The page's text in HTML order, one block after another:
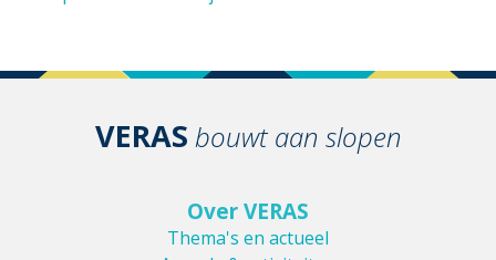
VERAS bouwt aan slopen
Over VERAS
Thema's en actueel